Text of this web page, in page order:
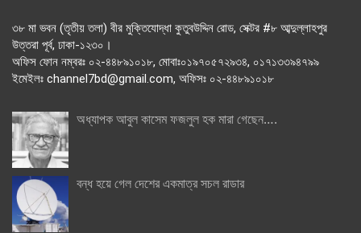
৩৮ মা ভবন (তৃতীয় তলা) বীর মুক্তিযোদ্ধা কুতুবউদ্দিন রোড, সেক্টর #৮ আব্দুল্লাহপুর
উত্তরা পূর্ব, ঢাকা-১২৩০।
অফিস ফোন নম্বরঃ ০২-৪৪৮৯১০১৮, মোবাঃ০১৯৭০৫৭২৯৩৪, ০১৭১৩৩৯৪৭৯৯
ইমেইলঃ channel7bd@gmail.com, অফিসঃ ০২-৪৪৮৯১০১৮
অধ্যাপক আবুল কাসেম ফজলুল হক মারা গেছেন….
বন্ধ হয়ে গেল দেশের একমাত্র সচল রাডার